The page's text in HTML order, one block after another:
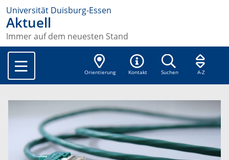
Universität Duisburg-Essen
Aktuell
Immer auf dem neuesten Stand
Orientierung Kontakt Suchen A-Z